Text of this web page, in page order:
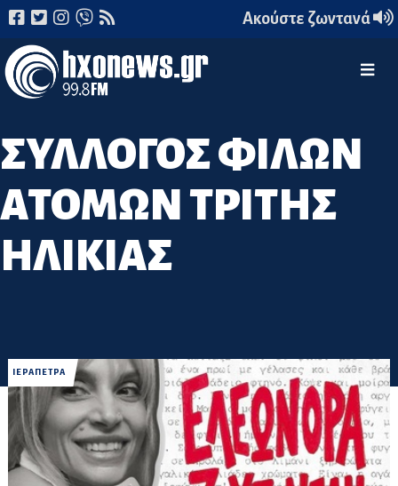
Ακούστε ζωντανά
ΣΥΛΛΟΓΟΣ ΦΙΛΩΝ
ΑΤΟΜΩΝ ΤΡΙΤΗΣ
ΗΛΙΚΙΑΣ
ΙΕΡΑΠΕΤΡΑ